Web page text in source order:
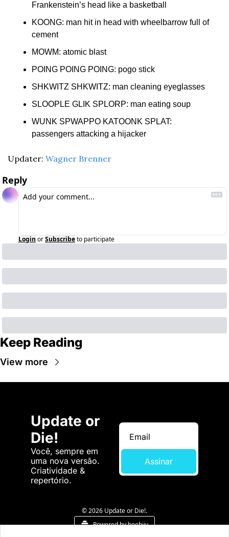
Frankenstein’s head like a basketball
KOONG: man hit in head with wheelbarrow full of
cement
MOWM: atomic blast
POING POING POING: pogo stick
SHKWITZ SHKWITZ: man cleaning eyeglasses
SLOOPLE GLIK SPLORP: man eating soup
WUNK SPWAPPO KATOONK SPLAT:
passengers attacking a hijacker
Updater: Wagner Brenner
Reply
Login orSubscribeto participate
Keep Reading
View more
Update or
Die!
Você, sempre em
uma nova versão.
Criatividade &
repertório.
Assinar
© 2026 Update or Die!.
Powered by beehiiv